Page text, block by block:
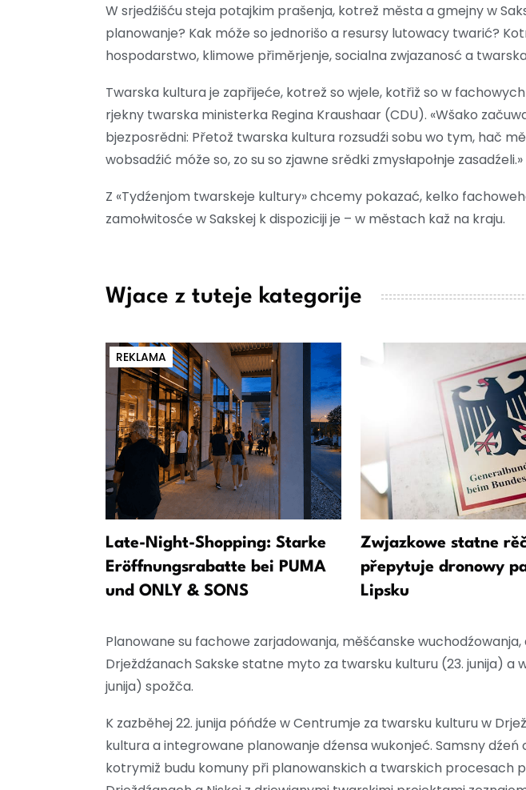
W srjedźišću steja potajkim prašenja, kotrež města a gmejny w
planowanje? Kak móže so jednorišo a resursy lutowacy twarić?
hospodarstwo, klimowe přiměrjenje, socialna zwjazanosć a
Twarska kultura je zapřijeće, kotrež so wjele, kotřiž so w
rjekny twarska ministerka Regina Kraushaar (CDU). «Wšako
bjezposrědni: Přetož twarska kultura rozsudźi sobu wo tym, hač
wobsadźić móže so, zo su so zjawne srědki zmysłapołnje zasadźeli.»
Z «Tydźenjom twarskeje kultury» chcemy pokazać, kelko
zamołwitosće w Sakskej k dispoziciji je – w městach kaž na kraju.
Wjace z tuteje kategorije
REKLAMA
Late-Night-Shopping: Starke
Eröffnungsrabatte bei PUMA
und ONLY & SONS
Zwjazkowe statne
přepytuje dronowy
Lipsku
Planowane su fachowe zarjadowanja, měšćanske
Drježdźanach Sakske statne myto za twarsku kulturu (23. junija) a
junija) spožča.
K zazběhej 22. junija póńdźe w Centrumje za twarsku kulturu w
kultura a integrowane planowanje dźensa wukonjeć. Samsny
kotrymiž budu komuny při planowanskich a twarskich procesach